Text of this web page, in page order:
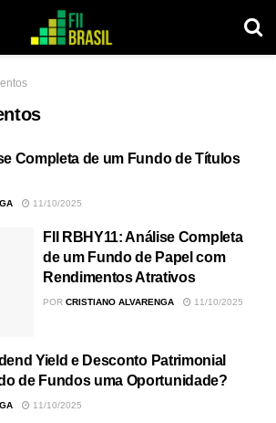
Completa de um Fundo de Títulos
11/10/2025
FII RBHY11: Análise Completa
de um Fundo de Papel com
Rendimentos Atrativos
POR CRISTIANO ALVARENGA 11/10/2025
Yield e Desconto Patrimonial
de Fundos uma Oportunidade?
11/10/2025